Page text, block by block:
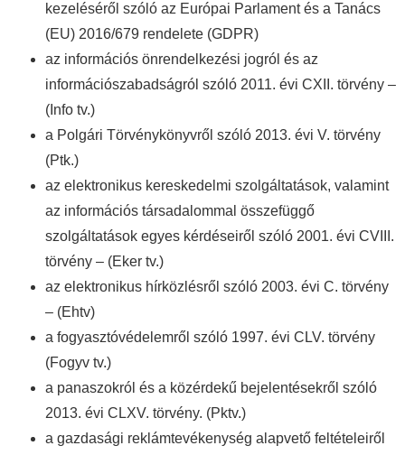
kezeléséről szóló az Európai Parlament és a Tanács
(EU) 2016/679 rendelete (GDPR)
az információs önrendelkezési jogról és az
információszabadságról szóló 2011. évi CXII. törvény –
(Info tv.)
a Polgári Törvénykönyvről szóló 2013. évi V. törvény
(Ptk.)
az elektronikus kereskedelmi szolgáltatások, valamint
az információs társadalommal összefüggő
szolgáltatások egyes kérdéseiről szóló 2001. évi CVIII.
törvény – (Eker tv.)
az elektronikus hírközlésről szóló 2003. évi C. törvény
– (Ehtv)
a fogyasztóvédelemről szóló 1997. évi CLV. törvény
(Fogyv tv.)
a panaszokról és a közérdekű bejelentésekről szóló
2013. évi CLXV. törvény. (Pktv.)
a gazdasági reklámtevékenység alapvető feltételeiről